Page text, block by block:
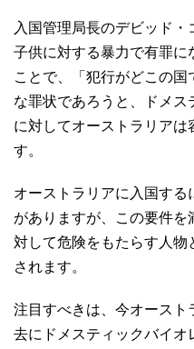
入国管理局長のデビッド
子供に対する暴力で有罪
ことで、「犯行がどこの国
な罪状であろうと、ドメ
に対してオーストラリアは
す。
オーストラリアに入国す
がありますが、この要件を
対して危険をもたらす人
されます。
注目すべきは、今オースト
去にドメスティックバイオ